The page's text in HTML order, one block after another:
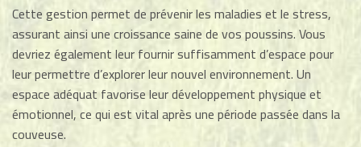
Cette gestion permet de prévenir les maladies et le stress,
assurant ainsi une croissance saine de vos poussins. Vous
devriez également leur fournir suffisamment d’espace pour
leur permettre d’explorer leur nouvel environnement. Un
espace adéquat favorise leur développement physique et
émotionnel, ce qui est vital après une période passée dans la
couveuse.